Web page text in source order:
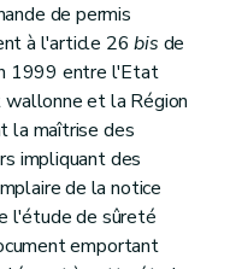
de permis
à l'article 26bis de
1999 entre l'Etat
et la Région
la maîtrise des
impliquant des
de la notice
l'étude de sûreté
emportant